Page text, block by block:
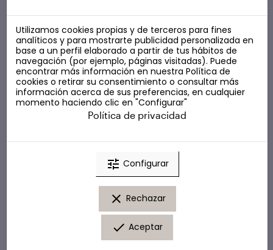
COSMÉTICA LOW COST
© Marta Masi. Todos los derechos reservados.
Utilizamos cookies propias y de terceros para fines
analíticos y para mostrarte publicidad personalizada en
base a un perfil elaborado a partir de tus hábitos de
navegación (por ejemplo, páginas visitadas). Puede
encontrar más información en nuestra Política de
cookies o retirar su consentimiento o consultar más
información acerca de sus preferencias, en cualquier
momento haciendo clic en "Configurar"
Política de privacidad
tune Configurar
clear Rechazar
done Aceptar